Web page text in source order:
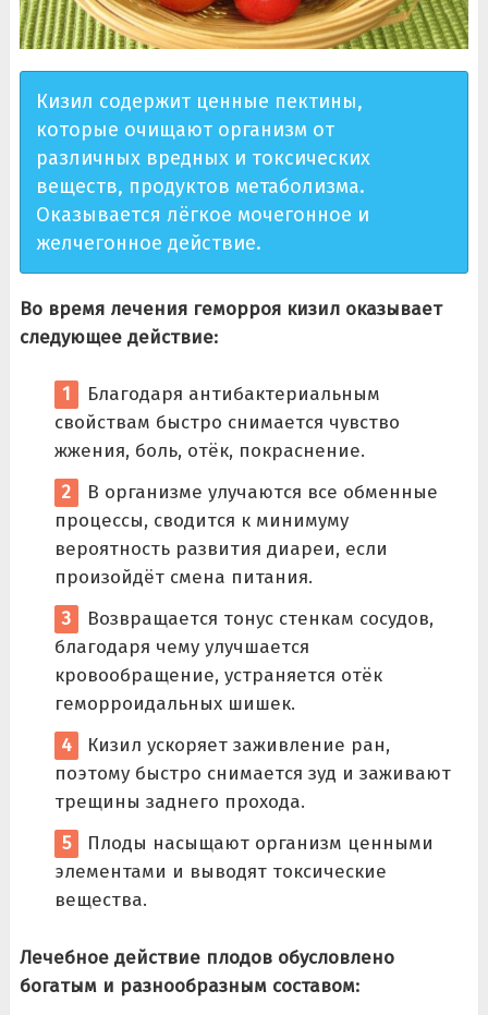
Кизил содержит ценные пектины,
которые очищают организм от
различных вредных и токсических
веществ, продуктов метаболизма.
Оказывается лёгкое мочегонное и
желчегонное действие.
Во время лечения геморроя кизил оказывает
следующее действие:
Благодаря антибактериальным
свойствам быстро снимается чувство
жжения, боль, отёк, покраснение.
В организме улучаются все обменные
процессы, сводится к минимуму
вероятность развития диареи, если
произойдёт смена питания.
Возвращается тонус стенкам сосудов,
благодаря чему улучшается
кровообращение, устраняется отёк
геморроидальных шишек.
Кизил ускоряет заживление ран,
поэтому быстро снимается зуд и заживают
трещины заднего прохода.
Плоды насыщают организм ценными
элементами и выводят токсические
вещества.
Лечебное действие плодов обусловлено
богатым и разнообразным составом: